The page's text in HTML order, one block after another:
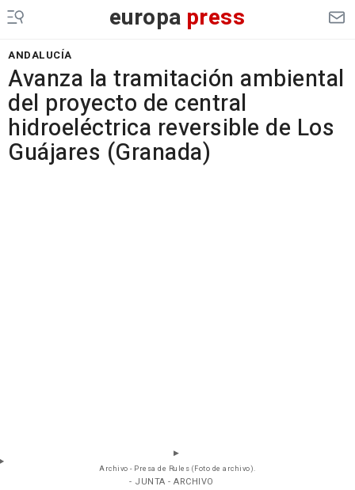
europa press
ANDALUCÍA
Avanza la tramitación ambiental
del proyecto de central
hidroeléctrica reversible de Los
Guájares (Granada)
Archivo - Presa de Rules (Foto de archivo).
- JUNTA - ARCHIVO